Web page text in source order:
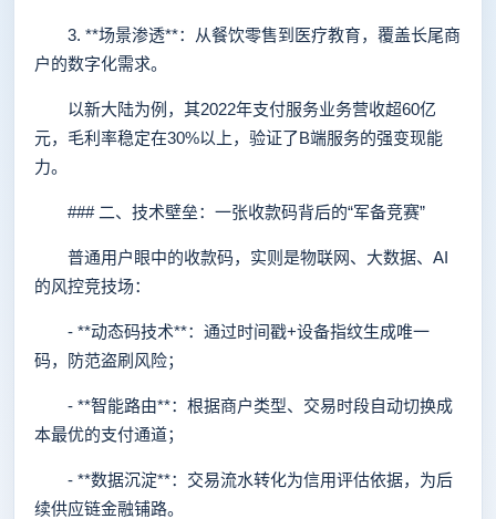
3. **场景渗透**：从餐饮零售到医疗教育，覆盖长尾商
户的数字化需求。
以新大陆为例，其2022年支付服务业务营收超60亿
元，毛利率稳定在30%以上，验证了B端服务的强变现能
力。
### 二、技术壁垒：一张收款码背后的“军备竞赛”
普通用户眼中的收款码，实则是物联网、大数据、AI
的风控竞技场：
- **动态码技术**：通过时间戳+设备指纹生成唯一
码，防范盗刷风险；
- **智能路由**：根据商户类型、交易时段自动切换成
本最优的支付通道；
- **数据沉淀**：交易流水转化为信用评估依据，为后
续供应链金融铺路。